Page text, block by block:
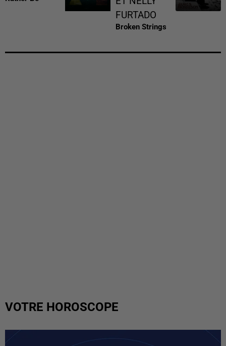
FURTADO
Broken Strings
VOTRE HOROSCOPE